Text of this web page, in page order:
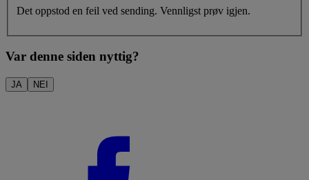
Det oppstod en feil ved sending. Vennligst prøv igjen.
Var denne siden nyttig?
JA NEI